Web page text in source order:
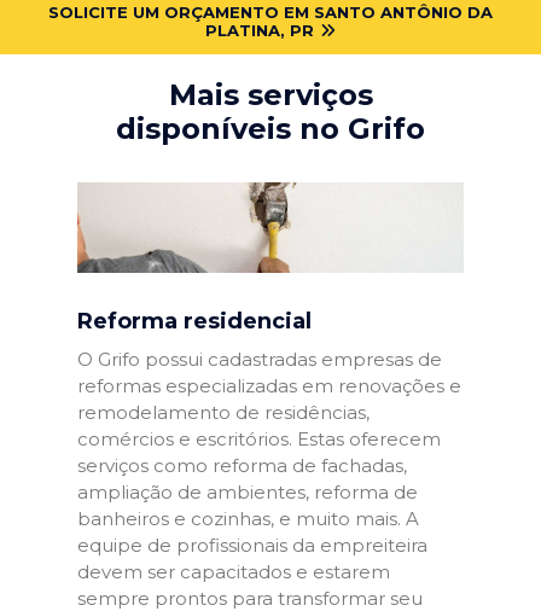
SOLICITE UM ORÇAMENTO EM SANTO ANTÔNIO DA
PLATINA, PR
Mais serviços
disponíveis no Grifo
Reforma residencial
O Grifo possui cadastradas empresas de
reformas especializadas em renovações e
remodelamento de residências,
comércios e escritórios. Estas oferecem
serviços como reforma de fachadas,
ampliação de ambientes, reforma de
banheiros e cozinhas, e muito mais. A
equipe de profissionais da empreiteira
devem ser capacitados e estarem
sempre prontos para transformar seu